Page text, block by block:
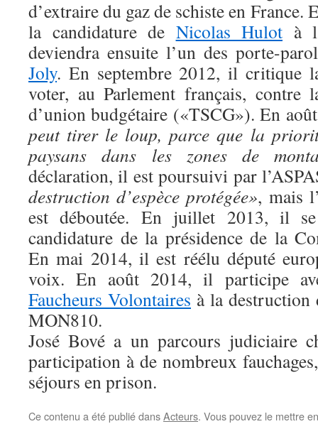
d’extraire du gaz de schiste en
la candidature de Nicolas Hulot à
deviendra ensuite l’un des porte-
Joly. En septembre 2012, il critique
voter, au Parlement français, contre
d’union budgétaire («TSCG»). En
peut tirer le loup, parce que la
paysans dans les zones de
déclaration, il est poursuivi par
destruction d’espèce protégée», mais
est déboutée. En juillet 2013, il
candidature de la présidence de la
En mai 2014, il est réélu député
voix. En août 2014, il participe
Faucheurs Volontaires à la destruction
MON810.
José Bové a un parcours judiciaire
participation à de nombreux
séjours en prison.
Ce contenu a été publié dansActeurs. Vous pouvez le mettre